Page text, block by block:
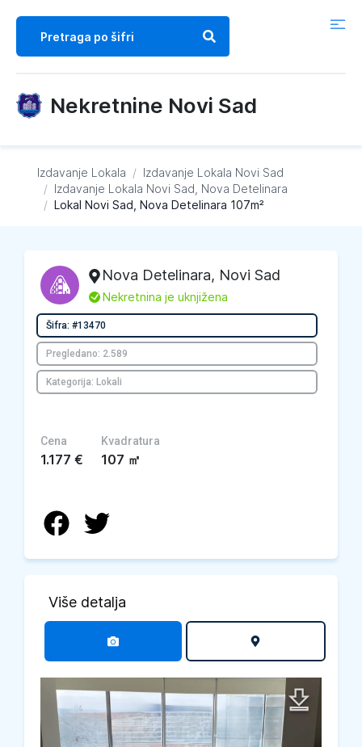
Nekretnine Novi Sad
Izdavanje Lokala / Izdavanje Lokala Novi Sad
/ Izdavanje Lokala Novi Sad, Nova Detelinara
/ Lokal Novi Sad, Nova Detelinara 107m²
Nova Detelinara, Novi Sad
L Nekretnina je uknjižena
Šifra: #13470
Pregledano: 2.589
Kategorija: Lokali
Cena
1.177 €
Kvadratura
107 ㎡
Više detalja